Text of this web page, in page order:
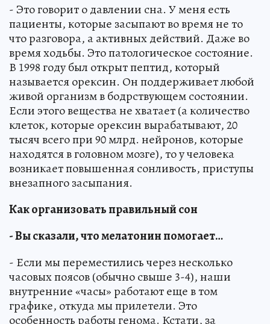
- Это говорит о давлении сна. У меня есть
пациенты, которые засыпают во время не то
что разговора, а активных действий. Даже во
время ходьбы. Это патологическое состояние.
В 1998 году был открыт пептид, который
называется орексин. Он поддерживает любой
живой организм в бодрствующем состоянии.
Если этого вещества не хватает (а количество
клеток, которые орексин вырабатывают, 20
тысяч всего при 90 млрд. нейронов, которые
находятся в головном мозге), то у человека
возникает повышенная сонливость, приступы
внезапного засыпания.
Как организовать правильный сон
- Вы сказали, что мелатонин помогает…
- Если мы переместились через несколько
часовых поясов (обычно свыше 3-4), наши
внутренние «часы» работают еще в том
графике, откуда мы прилетели. Это
особенность работы генома. Кстати, за